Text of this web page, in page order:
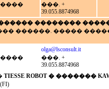
���. +
39.055.8874968
��������
������. �����
olga@lsconsult.it
���. +
39.055.8874968
TIESSE ROBOT � �������